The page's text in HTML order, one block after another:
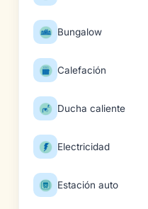
Bungalow
Calefación
Ducha caliente
Electricidad
Estación auto